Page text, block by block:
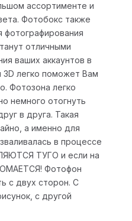
ассортименте и
Фотобокс также
отличными
ваших аккаунтов в
легко поможет Вам
Фотозона легко
немного отогнуть
в друга. Такая
а именно для
в процессе
ТУГО и если на
Фотофон
с двух сторон. С
с другой